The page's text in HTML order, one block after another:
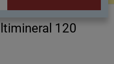
120